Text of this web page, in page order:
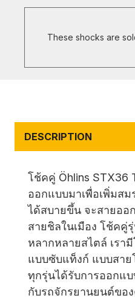
These shocks are
DESCRIPTION
โช้คคู่ Öhlins STX36
ออกแบบมาเพื่อเพิ่มส
ได้สบายขึ้น จะสายออ
สายชิลในเมือง โช้คคู่
หลากหลายสไตล์ เรา
แบบซับแท็งก์ แบบสา
ทุกรุ่นได้รับการออกแ
กับรถจักรยานยนต์ขอ